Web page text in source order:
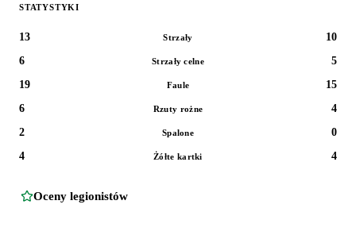
STATYSTYKI
13 Strzały
10
6
Strzały celne
5
19
Faule
15
6
Rzuty rożne
4
2
Spalone
0
4
Żółte kartki 4
Oceny legionistów